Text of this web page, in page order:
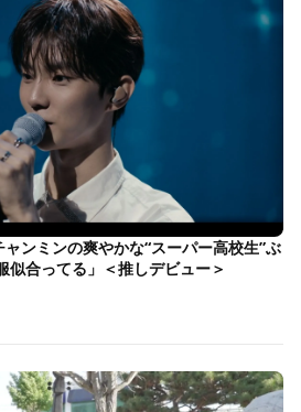
ンミンの爽やかな“スーパー高校生”ぶ
似合ってる」＜推しデビュー＞